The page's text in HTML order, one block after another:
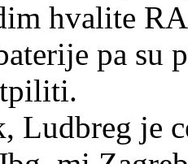
hvalite
pa su
Ludbreg je